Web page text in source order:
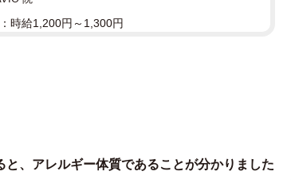
時給1,200円～1,300円
と、アレルギー体質であることが分かりました